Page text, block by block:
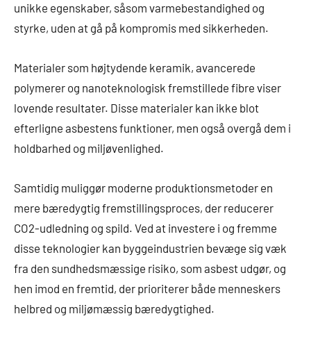
unikke egenskaber, såsom varmebestandighed og
styrke, uden at gå på kompromis med sikkerheden.
Materialer som højtydende keramik, avancerede
polymerer og nanoteknologisk fremstillede fibre viser
lovende resultater. Disse materialer kan ikke blot
efterligne asbestens funktioner, men også overgå dem i
holdbarhed og miljøvenlighed.
Samtidig muliggør moderne produktionsmetoder en
mere bæredygtig fremstillingsproces, der reducerer
CO2-udledning og spild. Ved at investere i og fremme
disse teknologier kan byggeindustrien bevæge sig væk
fra den sundhedsmæssige risiko, som asbest udgør, og
hen imod en fremtid, der prioriterer både menneskers
helbred og miljømæssig bæredygtighed.